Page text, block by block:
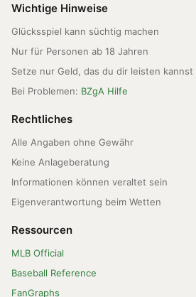
Wichtige Hinweise
Glücksspiel kann süchtig machen
Nur für Personen ab 18 Jahren
Setze nur Geld, das du dir leisten
Bei Problemen: BZgA Hilfe
Rechtliches
Alle Angaben ohne Gewähr
Keine Anlageberatung
Informationen können veraltet sein
Eigenverantwortung beim Wetten
Ressourcen
MLB Official
Baseball Reference
FanGraphs